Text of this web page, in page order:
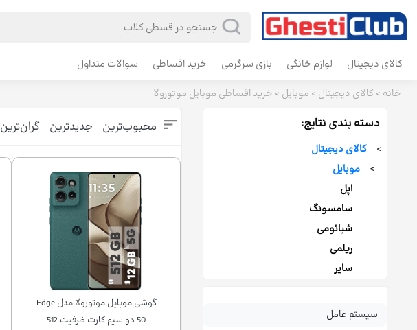
کالای دیجیتال لوازم خانگی بازی سرگرمی خرید اقساطی سوالات متداول
خانه > کالای دیجیتال > موبایل > خرید اقساطی موبایل موتورولا
محبوب‌ترین جدیدترین گران‌ترین
گوشی موبایل موتورولا مدل Edge
50 دو سیم کارت ظرفیت 512
دسته بندی نتایج:
>
کالای دیجیتال
>
موبایل
اپل
سامسونگ
شیائومی
ریلمی
سایر
سیستم عامل